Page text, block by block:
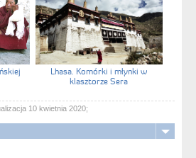
Lhasa. Komórki i młynki w
klasztorze Sera
10 kwietnia 2020;